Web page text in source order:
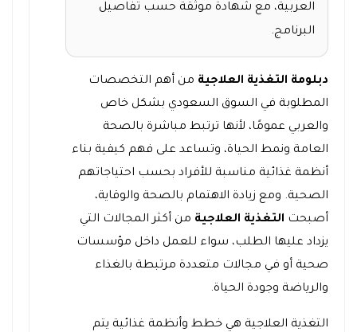
العربية، مع شهادة موثقة حسب تفاصيل
البرنامج.
دبلومة التغذية العلاجية من أهم التخصصات
المطلوبة في السوق السعودي بشكل خاص
والعربي عمومًا، لأنها ترتبط مباشرة بالصحة
العامة ونمط الحياة، وتساعد على فهم كيفية بناء
أنظمة غذائية مناسبة للأفراد بحسب احتياجاتهم
الصحية. ومع زيادة الاهتمام بالصحة والوقاية،
أصبحت التغذية العلاجية من أكثر المجالات التي
يزداد عليها الطلب، سواء للعمل داخل مؤسسات
صحية أو في مجالات متعددة مرتبطة بالغذاء
والرياضة وجودة الحياة.
التغذية العلاجية هي خطط وأنظمة غذائية يتم